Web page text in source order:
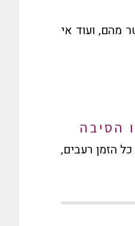
מהם, ועוד אי
הסיבה
הזמן רעבים,